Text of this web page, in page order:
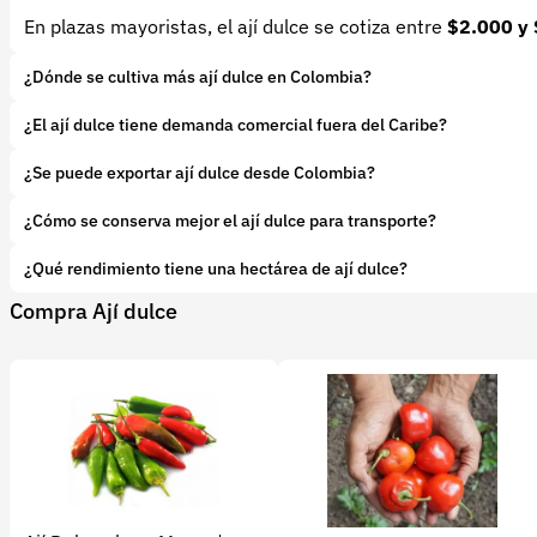
En plazas mayoristas, el ají dulce se cotiza entre $2.000 y
¿Dónde se cultiva más ají dulce en Colombia?
En Córdoba, Bolívar, Sucre, Valle, Tolima y Huila
¿El ají dulce tiene demanda comercial fuera del Caribe?
Sí, especialmente en Bogotá, Medellín y Cali, donde se
¿Se puede exportar ají dulce desde Colombia?
Es posible, aunque el mercado es más fuerte a nivel
¿Cómo se conserva mejor el ají dulce para transporte?
Con refrigeración ligera, clasificado por tamaño y color, y
¿Qué rendimiento tiene una hectárea de ají dulce?
Con manejo técnico adecuado, puede rendir entre
Compra Ají dulce